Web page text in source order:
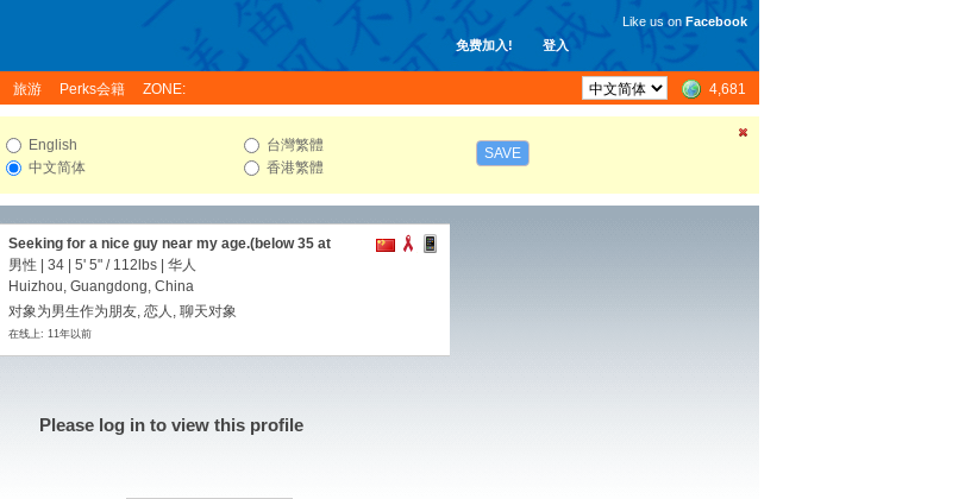
免费加入! 登入
Like us on Facebook
旅游 Perks会籍 ZONE: 4,681
English
中文简体
台灣繁體
香港繁體
SAVE
Seeking for a nice guy near my age.(below 35 at
least)
男性 | 34 | 5' 5" / 112lbs | 华人
Huizhou, Guangdong, China
对象为男生作为朋友, 恋人, 聊天对象
在线上: 11年以前
Please log in to view this profile